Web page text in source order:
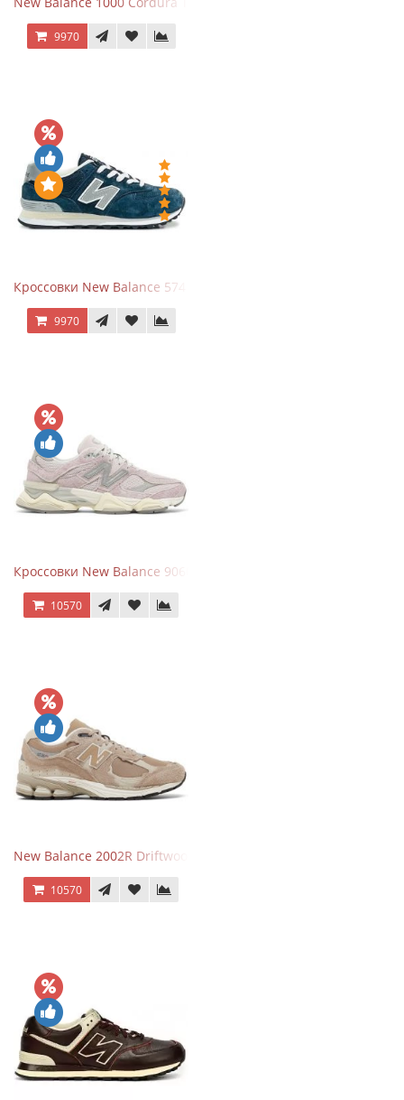
9970
Кроссовки New Balance 574 Navy Grey
9970
Кроссовки New Balance 9060 December Sky
10570
New Balance 2002R Driftwood Sea Salt бежевые
10570